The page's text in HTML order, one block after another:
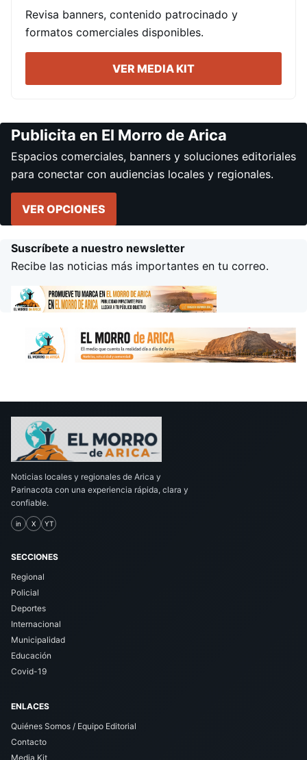
Revisa banners, contenido patrocinado y
formatos comerciales disponibles.
VER MEDIA KIT
Publicita en El Morro de Arica
Espacios comerciales, banners y soluciones editoriales
para conectar con audiencias locales y regionales.
VER OPCIONES
Suscríbete a nuestro newsletter
Recibe las noticias más importantes en tu correo.
Noticias locales y regionales de Arica y
Parinacota con una experiencia rápida, clara y
confiable.
in X YT
SECCIONES
Regional
Policial
Deportes
Internacional
Municipalidad
Educación
Covid-19
ENLACES
Quiénes Somos / Equipo Editorial
Contacto
Media Kit